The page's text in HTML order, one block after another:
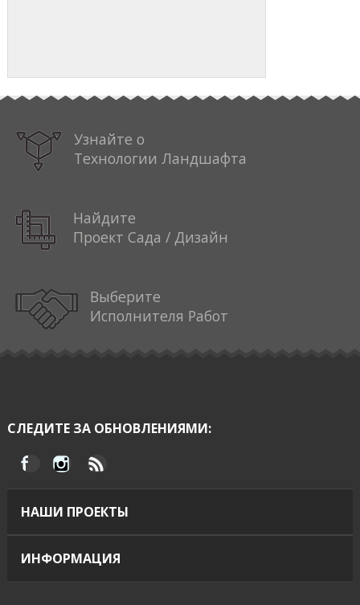
Узнайте о
Технологии Ландшафта
Найдите
Проект Сада / Дизайн
Выберите
Исполнителя Работ
СЛЕДИТЕ ЗА ОБНОВЛЕНИЯМИ:
НАШИ ПРОЕКТЫ
ИНФОРМАЦИЯ